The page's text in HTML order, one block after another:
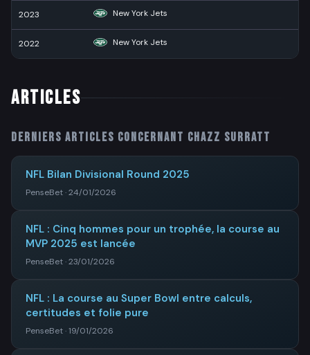
2023 New York Jets
2022 New York Jets
ARTICLES
Derniers articles concernant Chazz Surratt
NFL Bilan Divisional Round 2025
PenseBet · 24/01/2026
NFL : Cinq hommes pour un trophée, la course au
MVP 2025 est lancée
PenseBet · 23/01/2026
NFL : La course au Super Bowl entre calculs,
certitudes et folie pure
PenseBet · 19/01/2026